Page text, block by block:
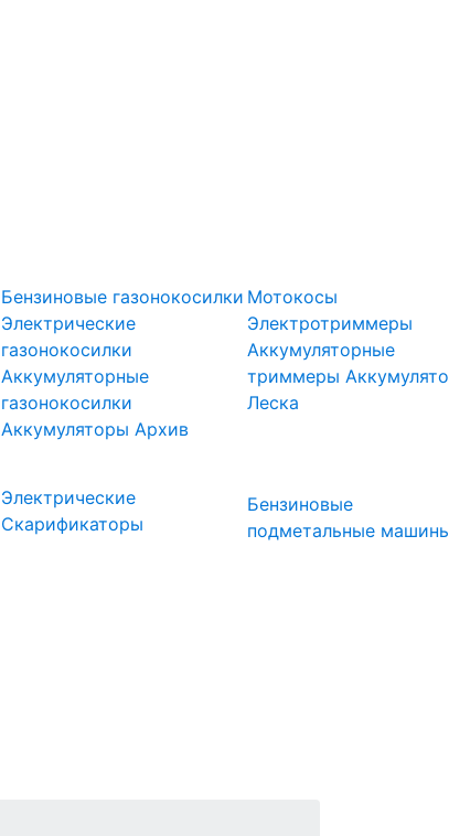
Бензиновые газонокосилки
Электрические
газонокосилки
Аккумуляторные
газонокосилки
Аккумуляторы Архив
Электрические
Скарификаторы
Мотокосы
Электротриммеры
Аккумуляторные
триммеры
Леска
Бензиновые
подметальные